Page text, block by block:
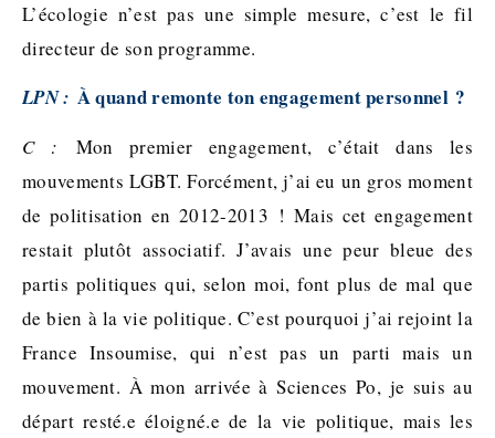
L’écologie n’est pas une simple mesure, c’est le fil
directeur de son programme.
LPN : À quand remonte ton engagement personnel ?
C :
Mon premier engagement, c’était dans les
mouvements LGBT. Forcément, j’ai eu un gros moment
de politisation en 2012-2013 ! Mais cet engagement
restait plutôt associatif. J’avais une peur bleue des
partis politiques qui, selon moi, font plus de mal que
de bien à la vie politique. C’est pourquoi j’ai rejoint la
France Insoumise, qui n’est pas un parti mais un
mouvement. À mon arrivée à Sciences Po, je suis au
départ resté.e éloigné.e de la vie politique, mais les